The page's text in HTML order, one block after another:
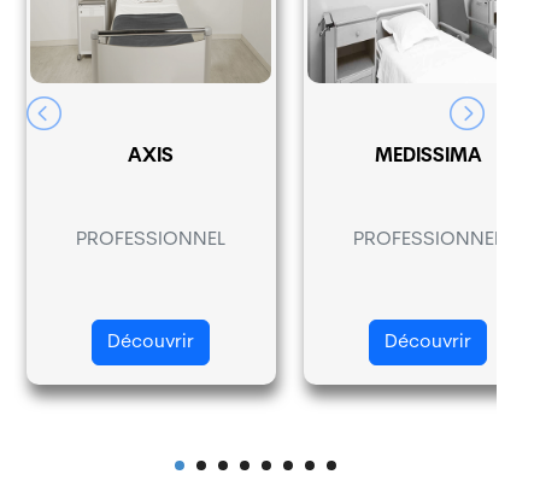
AXIS
PROFESSIONNEL
Découvrir
MEDISSIMA
PROFESSIONNEL
Découvrir